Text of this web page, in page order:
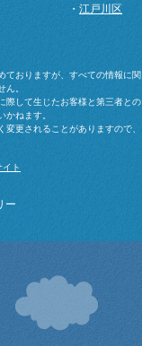
・ 江戸川区
ておりますが、すべての情報に関
ん。
際して生じたお客様と第三者との
かねます。
更されることがありますので、
ト
ー